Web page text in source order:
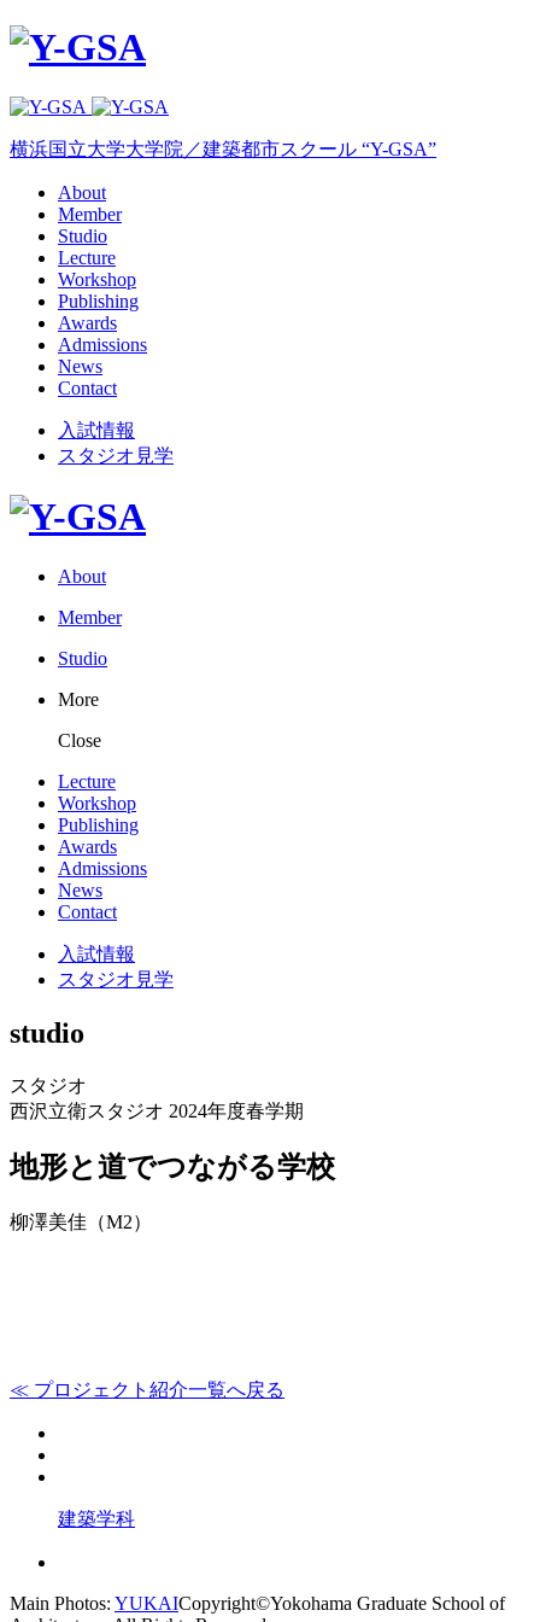
横浜国立大学大学院／建築都市スクール “Y-GSA”
About
Member
Studio
Lecture
Workshop
Publishing
Awards
Admissions
News
Contact
入試情報
スタジオ見学
About
Member
Studio
More
Close
Lecture
Workshop
Publishing
Awards
Admissions
News
Contact
入試情報
スタジオ見学
studio
スタジオ
西沢立衛スタジオ 2024年度春学期
地形と道でつながる学校
柳澤美佳（M2）
≪ プロジェクト紹介一覧へ戻る
建築学科
Main Photos: YUKAICopyright©Yokohama Graduate School of